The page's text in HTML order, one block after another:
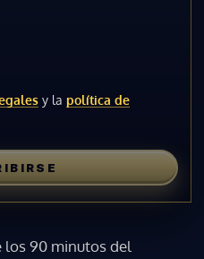
y la política de
los 90 minutos del